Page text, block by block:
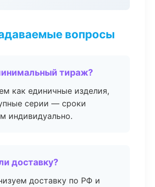
вопросы
тираж?
как единичные изделия,
серии — сроки
индивидуально.
доставку?
доставку по РФ и